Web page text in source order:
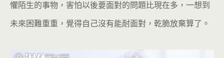
懼陌生的事物，害怕以後要面對的問題比現在多，一想到
未來困難重重，覺得自己沒有能耐面對，乾脆放棄算了。